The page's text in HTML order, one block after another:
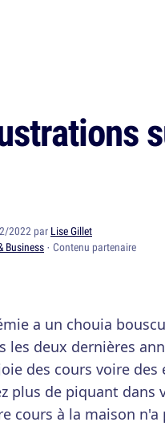
2022 par Lise Gillet
Business · Contenu partenaire
a un chouia
deux dernières
des cours voire des
plus de piquant dans
cours à la maison n'a